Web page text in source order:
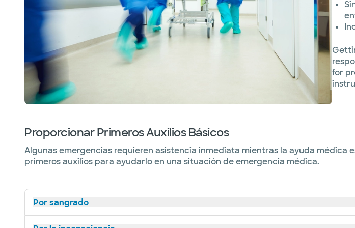
for
Proporcionar Primeros Auxilios Básicos
Algunas emergencias requieren asistencia inmediata mientras la ayuda
primeros auxilios para ayudarlo en una situación de emergencia médica.
Por sangrado